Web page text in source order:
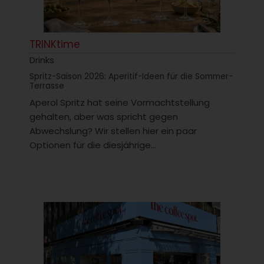
TRINKtime
Drinks
Spritz-Saison 2026: Aperitif-Ideen für die Sommer-
Terrasse
Aperol Spritz hat seine Vormachtstellung
gehalten, aber was spricht gegen
Abwechslung? Wir stellen hier ein paar
Optionen für die diesjährige...